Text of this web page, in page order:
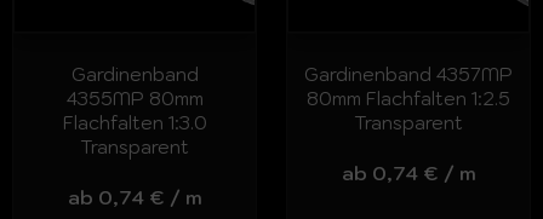
Gardinenband
4355MP 80mm
Flachfalten 1:3.0
Transparent
ab 0,74 € / m
Gardinenband 4357MP
80mm Flachfalten 1:2.5
Transparent
ab 0,74 € / m